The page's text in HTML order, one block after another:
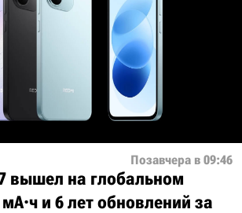
Позавчера в 09:46
вышел на глобальном
и 6 лет обновлений за